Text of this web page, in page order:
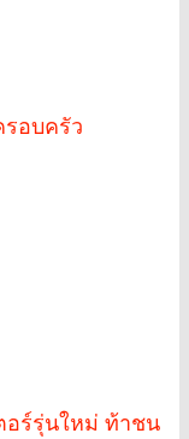
รอบครัว
อร์รุ่นใหม่ ท้าชน